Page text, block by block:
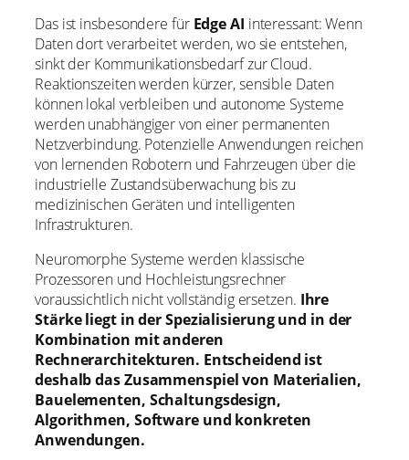
Das ist insbesondere für Edge AI interessant: Wenn
Daten dort verarbeitet werden, wo sie entstehen,
sinkt der Kommunikationsbedarf zur Cloud.
Reaktionszeiten werden kürzer, sensible Daten
können lokal verbleiben und autonome Systeme
werden unabhängiger von einer permanenten
Netzverbindung. Potenzielle Anwendungen reichen
von lernenden Robotern und Fahrzeugen über die
industrielle Zustandsüberwachung bis zu
medizinischen Geräten und intelligenten
Infrastrukturen.
Neuromorphe Systeme werden klassische
Prozessoren und Hochleistungsrechner
voraussichtlich nicht vollständig ersetzen. Ihre
Stärke liegt in der Spezialisierung und in der
Kombination mit anderen
Rechnerarchitekturen. Entscheidend ist
deshalb das Zusammenspiel von Materialien,
Bauelementen, Schaltungsdesign,
Algorithmen, Software und konkreten
Anwendungen.